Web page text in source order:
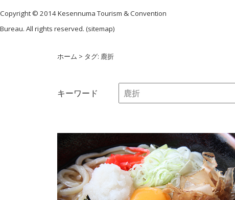
Copyright © 2014 Kesennuma Tourism & Convention
Bureau. All rights reserved. (sitemap)
ホーム > タグ: 鹿折
キーワード